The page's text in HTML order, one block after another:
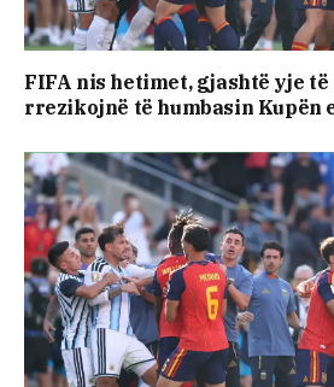
FIFA nis hetimet, gjashtë yje
rrezikojnë të humbasin Kupën